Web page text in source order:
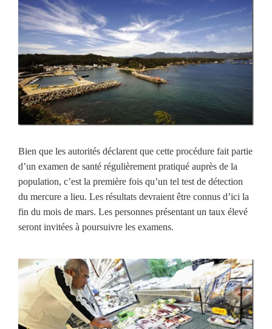
Bien que les autorités déclarent que cette procédure fait partie
d’un examen de santé régulièrement pratiqué auprès de la
population, c’est la première fois qu’un tel test de détection
du mercure a lieu. Les résultats devraient être connus d’ici la
fin du mois de mars. Les personnes présentant un taux élevé
seront invitées à poursuivre les examens.